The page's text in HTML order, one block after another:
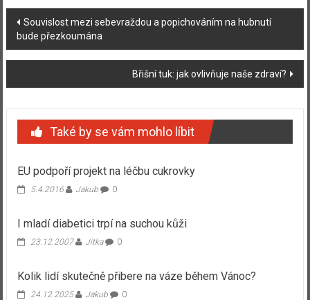
Navigace
příspěvku
Souvislost mezi sebevraždou a popichováním na hubnutí
bude přezkoumána
Břišní tuk: jak ovlivňuje naše zdraví?
Také by se vám mohlo líbit
EU podpoří projekt na léčbu cukrovky
5.4.2016 Jakub 0
I mladí diabetici trpí na suchou kůži
23.12.2007 Jitka 0
Kolik lidí skutečně přibere na váze během Vánoc?
24.12.2025 Jakub 0